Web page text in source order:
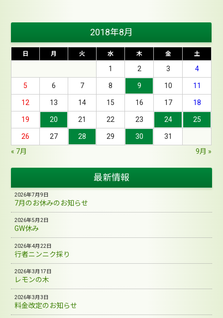
2018年8月
日 月 火 水 木 金 土
1 2 3 4
5 6 7 8 9 10 11
12 13 14 15 16 17 18
19 20 21 22 23 24 25
26 27 28 29 30
31
« 7月
9月 »
最新情報
7月のお休みのお知らせ
2026年7月9日
GW休み
2026年5月2日
行者ニンニク採り
2026年4月22日
レモンの木
2026年3月17日
料金改定のお知らせ
2026年3月3日